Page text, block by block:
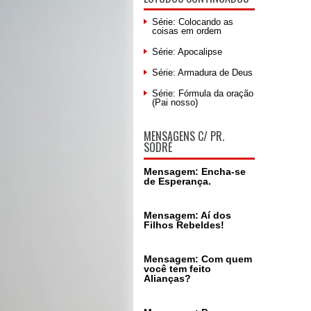
Série: Colocando as
coisas em ordem
Série: Apocalipse
Série: Armadura de Deus
Série: Fórmula da oração
(Pai nosso)
MENSAGENS C/ PR.
SODRÉ
Mensagem: Encha-se
de Esperança.
Mensagem: Aí dos
Filhos Rebeldes!
Mensagem: Com quem
você tem feito
Alianças?